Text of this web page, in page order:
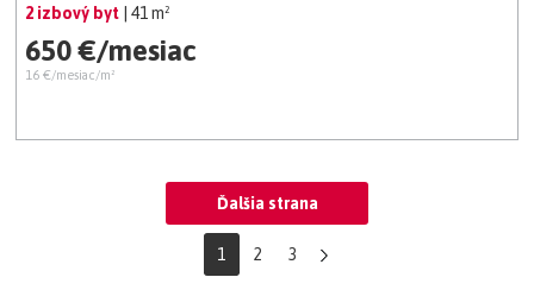
2 izbový byt
| 41 m²
650 €/mesiac
16 €/mesiac/m²
Ďalšia strana
1 2 3